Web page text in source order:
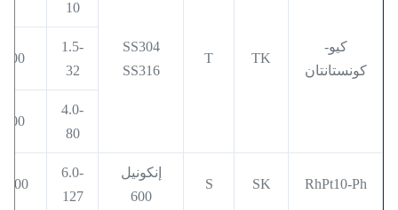
كيو-
كونستانتان
TK
T
SS304
SS316
10
1.5-
32
600
4.0-
80
800
RhPt10-Ph
SK
S
إنكونيل
600
6.0-
127
1100